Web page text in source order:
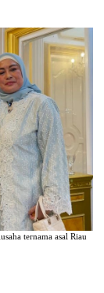
ternama asal Riau